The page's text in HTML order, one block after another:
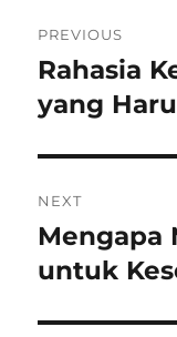
PREVIOUS
Previous
post:
Rahasia
yang
NEXT
Next
post:
Mengapa
untuk